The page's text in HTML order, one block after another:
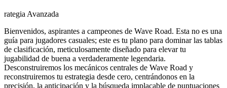
rategia Avanzada
Bienvenidos, aspirantes a campeones de Wave Road. Esta no es una
guía para jugadores casuales; este es tu plano para dominar las tablas
de clasificación, meticulosamente diseñado para elevar tu
jugabilidad de buena a verdaderamente legendaria.
Desconstruiremos los mecánicos centrales de Wave Road y
reconstruiremos tu estrategia desde cero, centrándonos en la
precisión, la anticipación y la búsqueda implacable de puntuaciones